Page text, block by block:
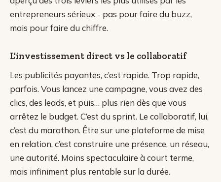
entrepreneurs sérieux - pas pour faire du buzz,
mais pour faire du chiffre.
L'investissement direct vs le collaboratif
Les publicités payantes, c’est rapide. Trop rapide,
parfois. Vous lancez une campagne, vous avez des
clics, des leads, et puis… plus rien dès que vous
arrêtez le budget. C’est du sprint. Le collaboratif, lui,
c’est du marathon. Être sur une plateforme de mise
en relation, c’est construire une présence, un réseau,
une autorité. Moins spectaculaire à court terme,
mais infiniment plus rentable sur la durée.